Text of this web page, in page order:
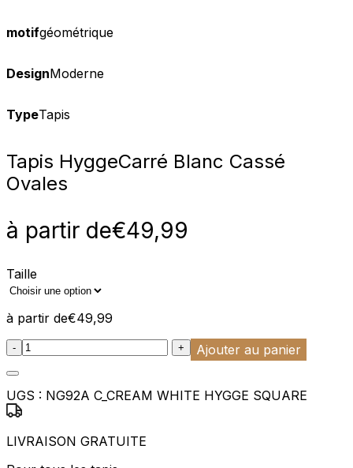
motifgéométrique
DesignModerne
TypeTapis
Tapis HyggeCarré Blanc Cassé
Ovales
à partir de€49,99
Taille
à partir de€49,99
:product_name quantity
- + Ajouter au panier
UGS : NG92A C_CREAM WHITE HYGGE SQUARE
LIVRAISON GRATUITE